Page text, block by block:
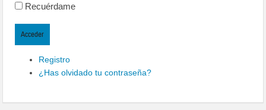
Recuérdame
Acceder
Registro
¿Has olvidado tu contraseña?